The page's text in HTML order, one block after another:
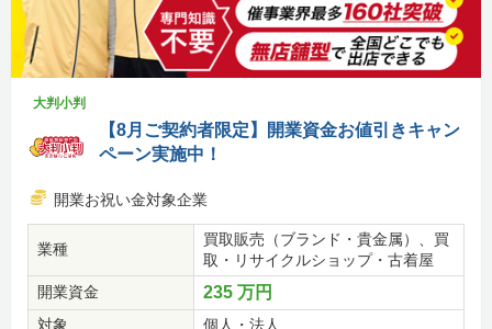
大判小判
【8月ご契約者限定】開業資金お値引きキャン
ペーン実施中！
開業お祝い金対象企業
業種
買取販売（ブランド・貴金属）、買
取・リサイクルショップ・古着屋
開業資金
235 万円
対象
個人・法人